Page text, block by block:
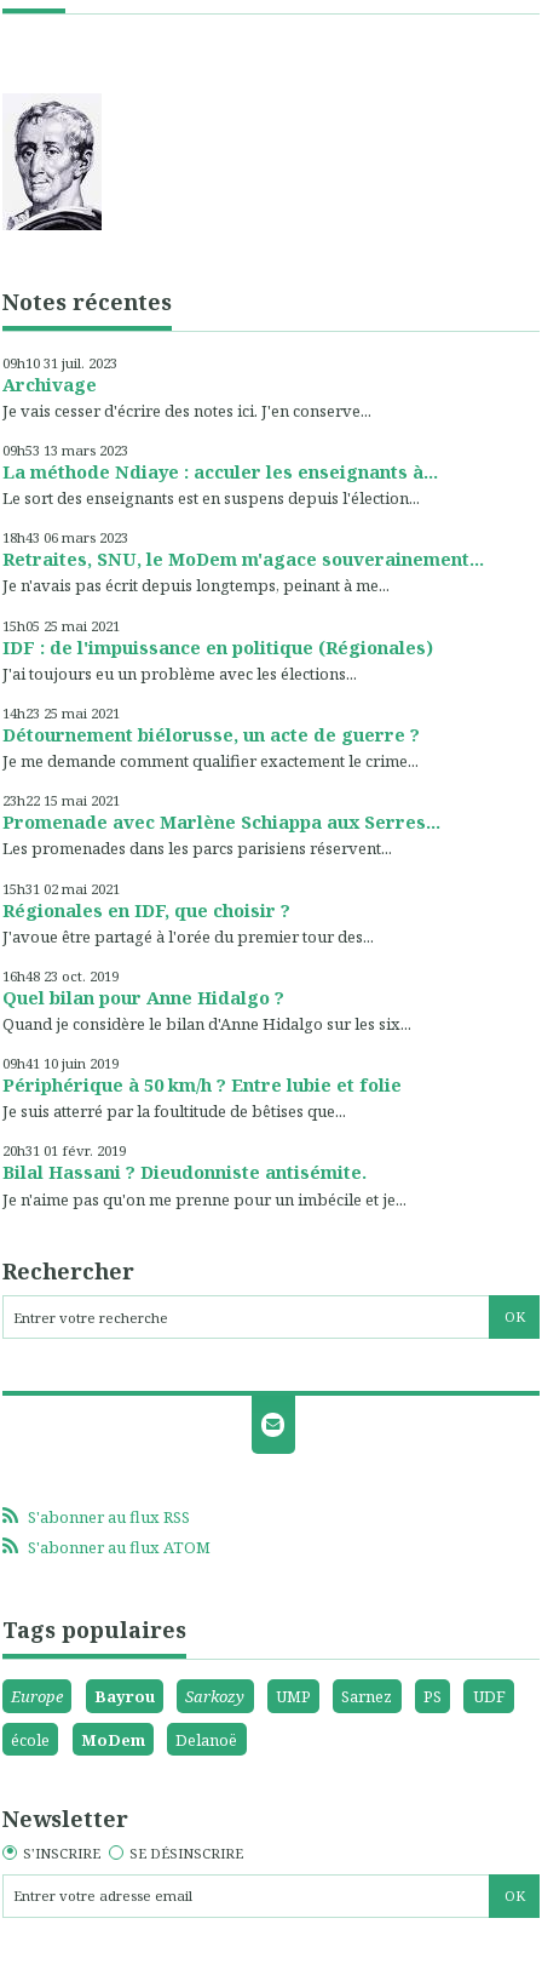
Notes récentes
09h10 31 juil. 2023
Archivage
Je vais cesser d'écrire des notes ici. J'en conserve...
09h53 13 mars 2023
La méthode Ndiaye : acculer les enseignants à...
Le sort des enseignants est en suspens depuis l'élection...
18h43 06 mars 2023
Retraites, SNU, le MoDem m'agace souverainement...
Je n'avais pas écrit depuis longtemps, peinant à me...
15h05 25 mai 2021
IDF : de l'impuissance en politique (Régionales)
J'ai toujours eu un problème avec les élections...
14h23 25 mai 2021
Détournement biélorusse, un acte de guerre ?
Je me demande comment qualifier exactement le crime...
23h22 15 mai 2021
Promenade avec Marlène Schiappa aux Serres...
Les promenades dans les parcs parisiens réservent...
15h31 02 mai 2021
Régionales en IDF, que choisir ?
J'avoue être partagé à l'orée du premier tour des...
16h48 23 oct. 2019
Quel bilan pour Anne Hidalgo ?
Quand je considère le bilan d'Anne Hidalgo sur les six...
09h41 10 juin 2019
Périphérique à 50 km/h ? Entre lubie et folie
Je suis atterré par la foultitude de bêtises que...
20h31 01 févr. 2019
Bilal Hassani ? Dieudonniste antisémite.
Je n'aime pas qu'on me prenne pour un imbécile et je...
Rechercher
S'abonner au flux RSS
S'abonner au flux ATOM
Tags populaires
Europe Bayrou Sarkozy UMP Sarnez PS
UDF
école
MoDem Delanoë
Newsletter
S'INSCRIRE SE DÉSINSCRIRE